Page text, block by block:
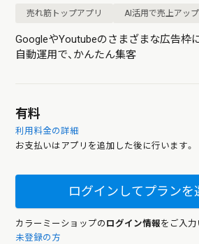
売れ筋トップアプリ AI活用で売上アップ
GoogleやYoutubeのさまざまな広告枠
自動運用で、かんたん集客
有料
利用料金の詳細
お支払いはアプリを追加した後に行います。
ログインしてプランを
カラーミーショップの ログイン情報をご入力
未登録の方